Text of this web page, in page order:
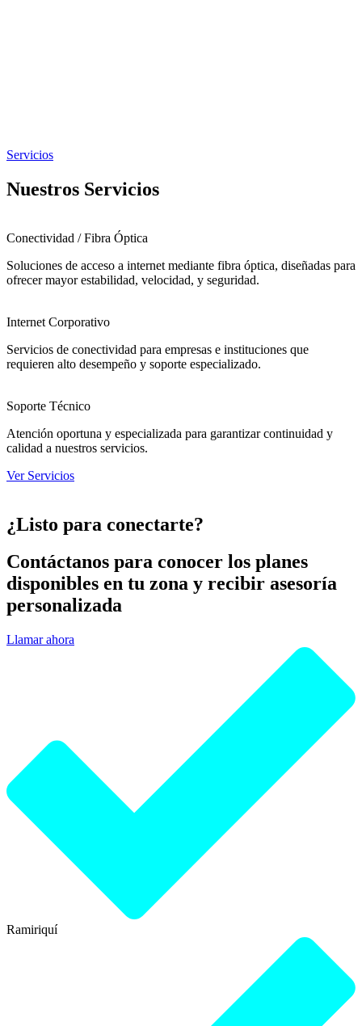
Servicios
Nuestros Servicios
Conectividad / Fibra Óptica
Soluciones de acceso a internet mediante fibra óptica, diseñadas para
ofrecer mayor estabilidad, velocidad, y seguridad.
Internet Corporativo
Servicios de conectividad para empresas e instituciones que
requieren alto desempeño y soporte especializado.
Soporte Técnico
Atención oportuna y especializada para garantizar continuidad y
calidad a nuestros servicios.
Ver Servicios
¿Listo para conectarte?
Contáctanos para conocer los planes
disponibles en tu zona y recibir asesoría
personalizada
Llamar ahora
Ramiriquí